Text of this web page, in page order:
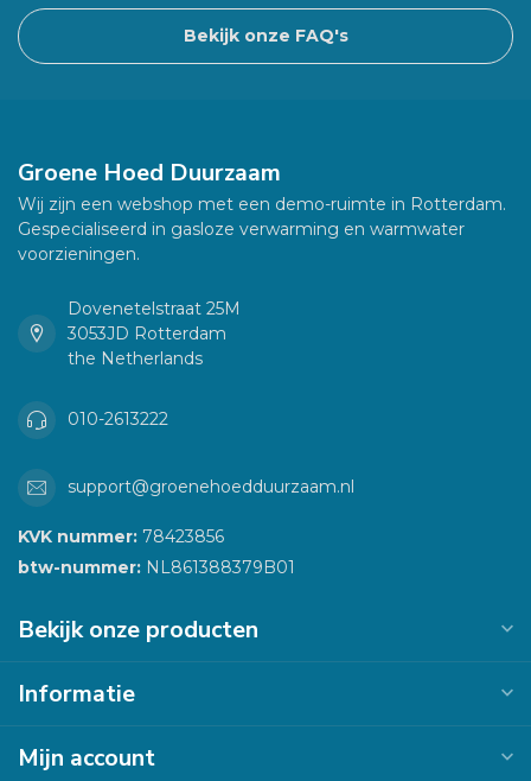
Bekijk onze FAQ's
Groene Hoed Duurzaam
Wij zijn een webshop met een demo-ruimte in Rotterdam.
Gespecialiseerd in gasloze verwarming en warmwater
voorzieningen.
Dovenetelstraat 25M
3053JD Rotterdam
the Netherlands
010-2613222
support@groenehoedduurzaam.nl
KVK nummer: 78423856
btw-nummer: NL861388379B01
Bekijk onze producten
Informatie
Mijn account